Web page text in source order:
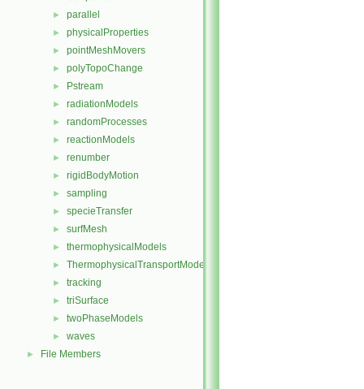
► parallel
► physicalProperties
► pointMeshMovers
► polyTopoChange
► Pstream
► radiationModels
► randomProcesses
► reactionModels
► renumber
► rigidBodyMotion
► sampling
► specieTransfer
► surfMesh
► thermophysicalModels
► ThermophysicalTransportModels
► tracking
► triSurface
► twoPhaseModels
► waves
► File Members